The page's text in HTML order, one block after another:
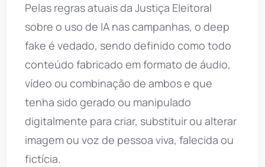
Pelas regras atuais da Justiça Eleitoral
sobre o uso de IA nas campanhas, o deep
fake é vedado, sendo definido como todo
conteúdo fabricado em formato de áudio,
vídeo ou combinação de ambos e que
tenha sido gerado ou manipulado
digitalmente para criar, substituir ou alterar
imagem ou voz de pessoa viva, falecida ou
fictícia.